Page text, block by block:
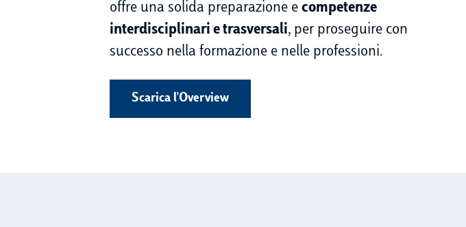
offre una solida preparazione e competenze
interdisciplinari e trasversali, per proseguire con
successo nella formazione e nelle professioni.
Scarica l'Overview